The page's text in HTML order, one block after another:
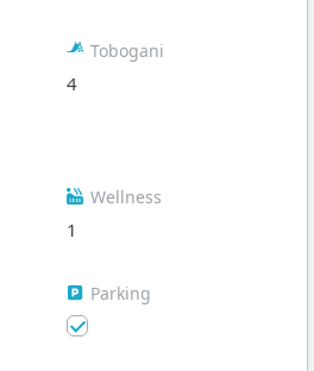
Tobogani
4
Wellness
1
Parking